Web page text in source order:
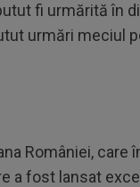
fi urmărită în
urmări meciul
României, care
a fost lansat